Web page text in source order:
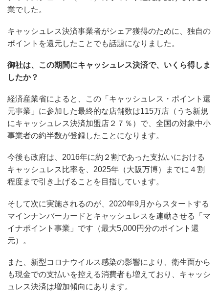
業でした。
キャッシュレス決済事業者がシェア獲得のために、独自の
ポイントを還元したことでも話題になりました。
御社は、この期間にキャッシュレス決済で、いくら得しま
したか？
経済産業省によると、この「キャッシュレス・ポイント還
元事業」に参加した最終的な店舗数は115万店（うち新規
にキャッシュレス決済加盟店２７％）で、全国の対象中小
事業者の約半数が登録したことになります。
今後も政府は、2016年に約２割であった支払いにおける
キャッシュレス比率を、2025年（大阪万博）までに４割
程度まで引き上げることを目指しています。
そして次に実施されるのが、2020年9月からスタートする
マインナンバーカードとキャッシュレスを連動させる「マ
イナポイント事業」です（最大5,000円分のポイント還
元）。
また、新型コロナウイルス感染の影響により、衛生面から
も現金での支払いを控える消費者も増えており、キャッシ
ュレス決済は増加傾向にあります。